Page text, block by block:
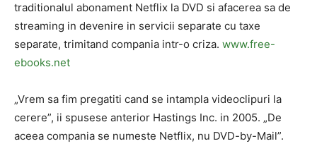
traditionalul abonament Netflix la DVD si afacerea sa de
streaming in devenire in servicii separate cu taxe
separate, trimitand compania intr-o criza. www.free-
ebooks.net
„Vrem sa fim pregatiti cand se intampla videoclipuri la
cerere”, ii spusese anterior Hastings Inc. in 2005. „De
aceea compania se numeste Netflix, nu DVD-by-Mail”.